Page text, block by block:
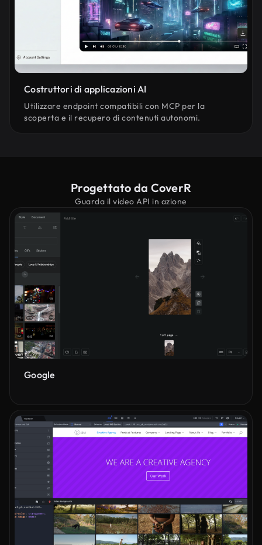
Costruttori di applicazioni AI
Utilizzare endpoint compatibili con MCP per la
scoperta e il recupero di contenuti autonomi.
Progettato da CoverR
Guarda il video API in azione
Google